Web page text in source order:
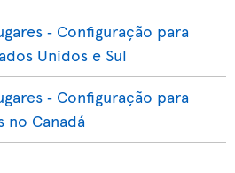
‐ Configuração para
Unidos e Sul
‐ Configuração para
no Canadá